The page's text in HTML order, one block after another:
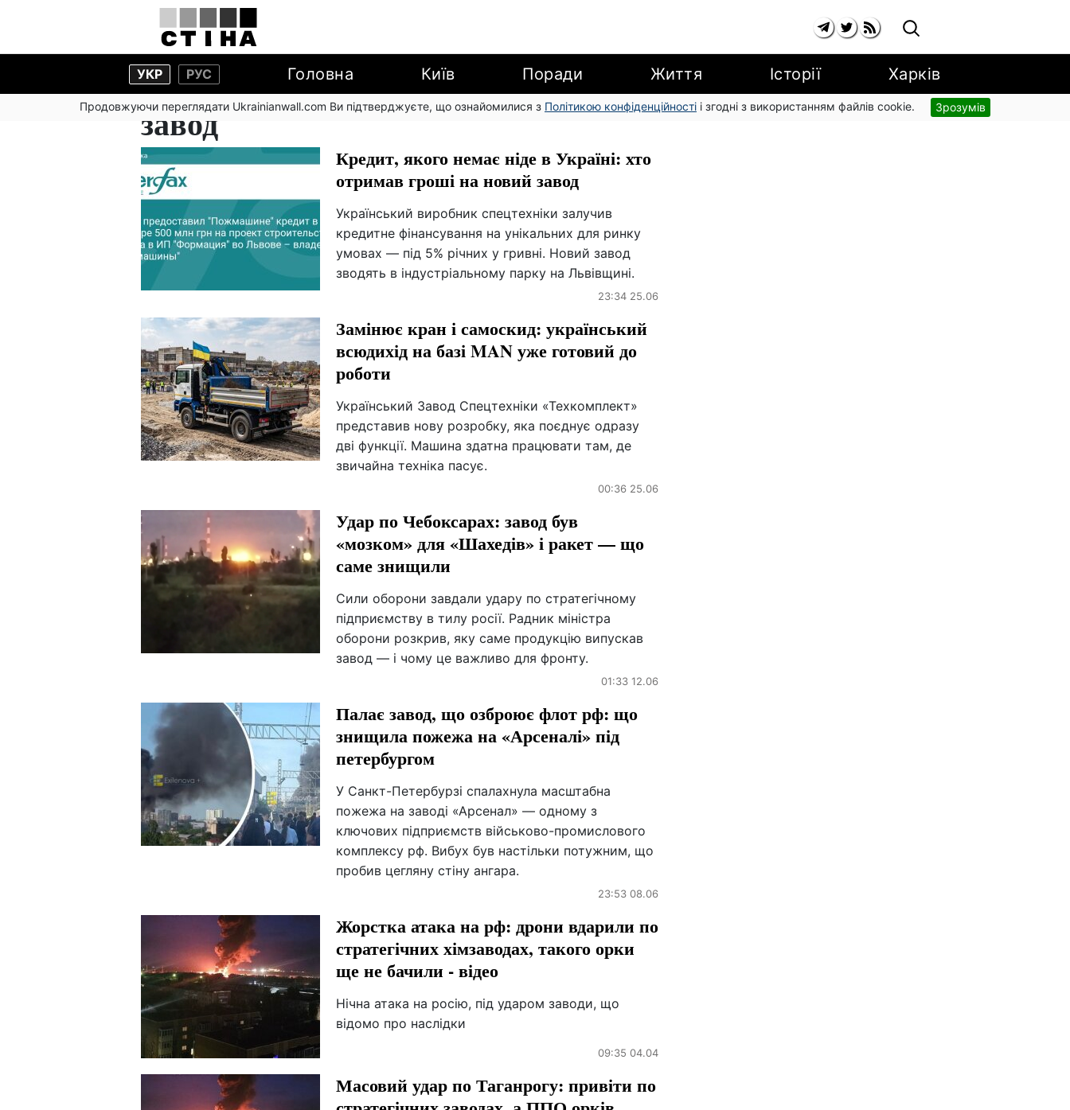
УКР РУС Головна Київ Поради Життя Історії Харків
Продовжуючи переглядати Ukrainianwall.com Ви підтверджуєте, що ознайомилися з Політикою конфіденційності і згодні з використанням файлів cookie. Зрозумів
завод
Кредит, якого немає ніде в Україні: хто
отримав гроші на новий завод
Український виробник спецтехніки залучив
кредитне фінансування на унікальних для ринку
умовах — під 5% річних у гривні. Новий завод
зводять в індустріальному парку на Львівщині.
23:34 25.06
Замінює кран і самоскид: український
всюдихід на базі MAN уже готовий до
роботи
Український Завод Спецтехніки «Техкомплект»
представив нову розробку, яка поєднує одразу
дві функції. Машина здатна працювати там, де
звичайна техніка пасує.
00:36 25.06
Удар по Чебоксарах: завод був
«мозком» для «Шахедів» і ракет — що
саме знищили
Сили оборони завдали удару по стратегічному
підприємству в тилу росії. Радник міністра
оборони розкрив, яку саме продукцію випускав
завод — і чому це важливо для фронту.
01:33 12.06
Палає завод, що озброює флот рф: що
знищила пожежа на «Арсеналі» під
петербургом
У Санкт-Петербурзі спалахнула масштабна
пожежа на заводі «Арсенал» — одному з
ключових підприємств військово-промислового
комплексу рф. Вибух був настільки потужним, що
пробив цегляну стіну ангара.
23:53 08.06
Жорстка атака на рф: дрони вдарили по
стратегічних хімзаводах, такого орки
ще не бачили - відео
Нічна атака на росію, під ударом заводи, що
відомо про наслідки
09:35 04.04
Масовий удар по Таганрогу: привіти по